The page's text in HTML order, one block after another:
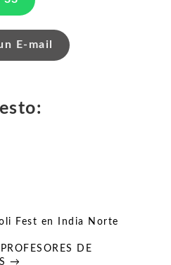
E-mail
Fest en India Norte
DE
→